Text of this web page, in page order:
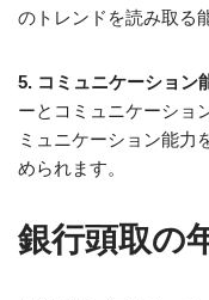
のトレンドを読み取る
5. コミュニケーション
ーとコミュニケーショ
ミュニケーション能力
められます。
銀行頭取の